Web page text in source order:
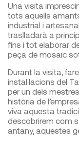
Una visita
tots aquells
industrial i
traslladarà a
fins i tot elaborar
peça de mosaic
Durant la visita,
instal·lacions del
per un dels
història de
viva aquesta
descobrirem com
antany, aquestes